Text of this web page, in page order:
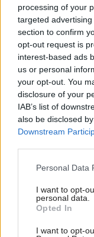
processing of your
targeted
section to confirm
opt-out request is
interest-based ads
us or personal
your opt-out. You
disclosure of your
IAB’s list of
also be disclosed
Downstream
Please note that
not limited to your
grant or deny
use your data for
consent section.
Personal Data
I want to opt-
personal data.
Opted In
I want to opt-
Tagy:
zabezpečenie
Pozrite si